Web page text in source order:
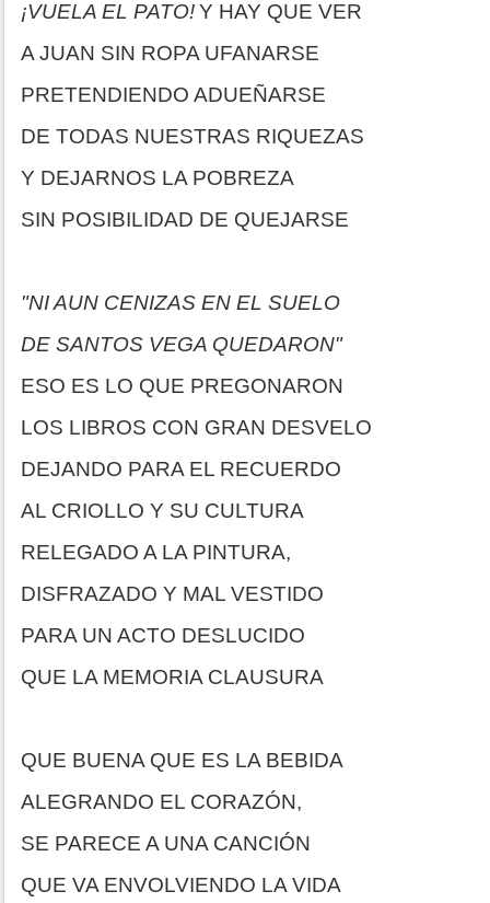
¡VUELA EL PATO!Y HAY QUE VER
A JUAN SIN ROPA UFANARSE
PRETENDIENDO ADUEÑARSE
DE TODAS NUESTRAS RIQUEZAS
Y DEJARNOS LA POBREZA
SIN POSIBILIDAD DE QUEJARSE
"NI AUN CENIZAS EN EL SUELO
DE SANTOS VEGA QUEDARON"
ESO ES LO QUE PREGONARON
LOS LIBROS CON GRAN DESVELO
DEJANDO PARA EL RECUERDO
AL CRIOLLO Y SU CULTURA
RELEGADO A LA PINTURA,
DISFRAZADO Y MAL VESTIDO
PARA UN ACTO DESLUCIDO
QUE LA MEMORIA CLAUSURA
QUE BUENA QUE ES LA BEBIDA
ALEGRANDO EL CORAZÓN,
SE PARECE A UNA CANCIÓN
QUE VA ENVOLVIENDO LA VIDA